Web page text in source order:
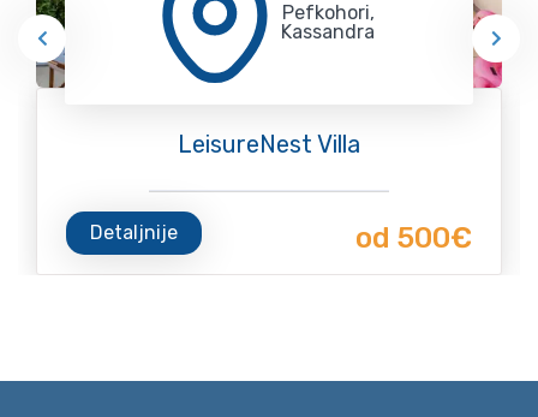
Pefkohori,
Kassandra
LeisureNest Villa
Detaljnije od 500€